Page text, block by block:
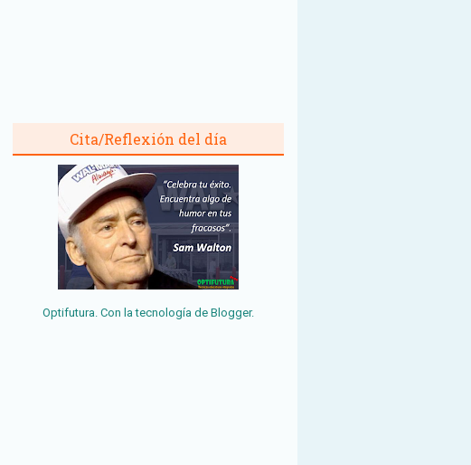
Cita/Reflexión del día
Optifutura. Con la tecnología de Blogger.